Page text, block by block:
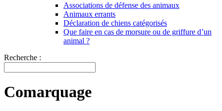
Associations de défense des animaux
Animaux errants
Déclaration de chiens catégorisés
Que faire en cas de morsure ou de griffure d’un
animal ?
Recherche :
Comarquage